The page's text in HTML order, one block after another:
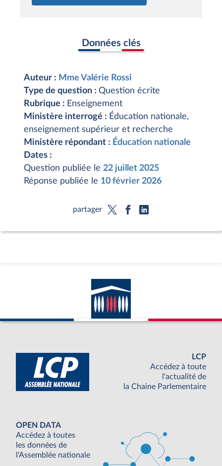
Données clés
Auteur : Mme Valérie Rossi
Type de question : Question écrite
Rubrique : Enseignement
Ministère interrogé : Éducation nationale,
enseignement supérieur et recherche
Ministère répondant : Éducation nationale
Dates :
Question publiée le 22 juillet 2025
Réponse publiée le 10 février 2026
partager
LCP
Accédez à toute
l'actualité de
la Chaine Parlementaire
OPEN DATA
Accédez à toutes
les données de
l'Assemblée nationale